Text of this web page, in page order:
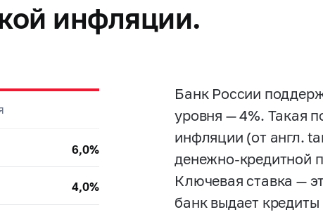
инфляции.
6,0%
4,0%
Банк России
уровня — 4%. Такая
инфляции (от англ.
денежно-кредитной
Ключевая ставка —
банк выдает